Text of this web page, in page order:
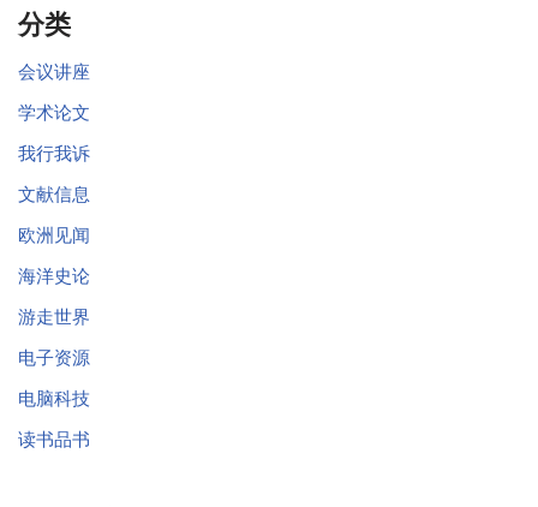
分类
会议讲座
学术论文
我行我诉
文献信息
欧洲见闻
海洋史论
游走世界
电子资源
电脑科技
读书品书